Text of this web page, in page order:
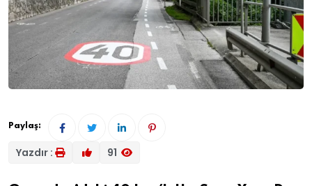
Paylaş:
Yazdır : 91